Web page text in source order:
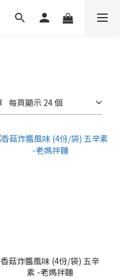
每頁顯示 24 個
香菇炸醬風味 (4份/袋) 五辛
素 -老媽拌麵